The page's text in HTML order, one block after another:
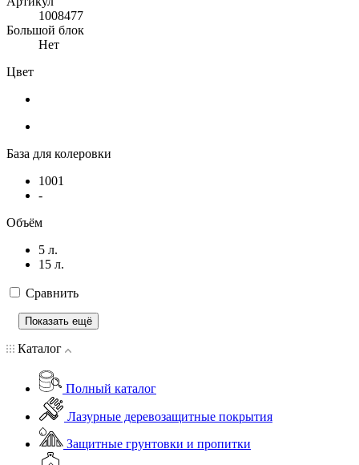
1008477
Большой блок
Нет
Цвет
База для колеровки
1001
-
Объём
5 л.
15 л.
Сравнить
Показать ещё
Каталог
Полный каталог
Лазурные деревозащитные покрытия
Защитные грунтовки и пропитки